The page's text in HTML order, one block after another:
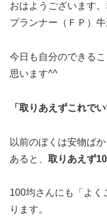
おはようございます
プランナー（ＦＰ）牛
今日も自分のできる
思います^^
「取りあえずこれでい
以前のぼくは安物ば
あると、 取りあえず
100均さんにも「よく
ります。